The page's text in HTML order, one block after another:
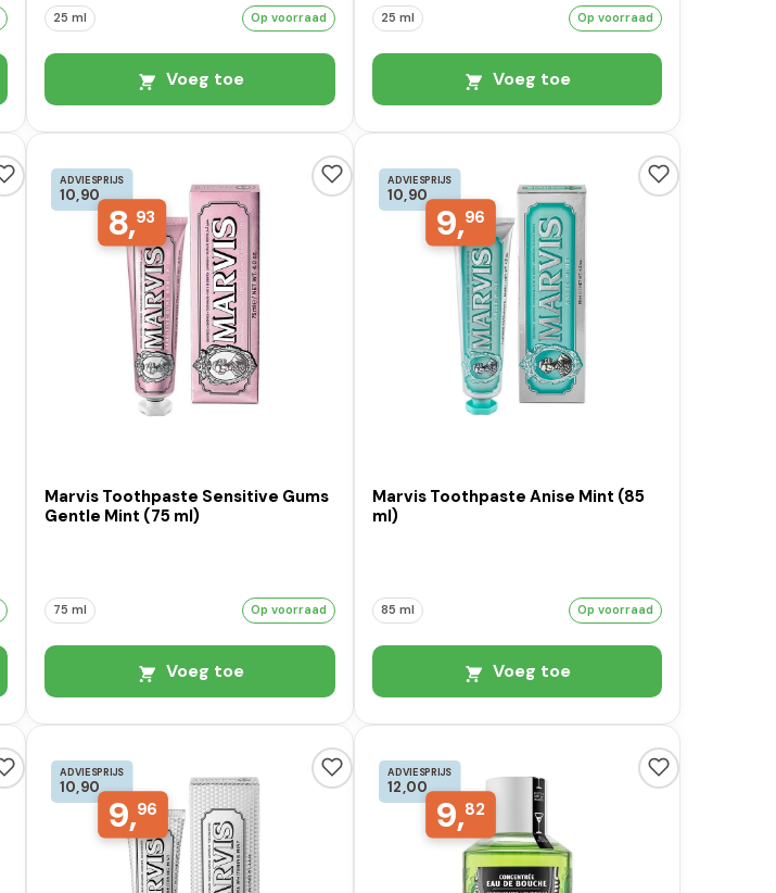
25 ml Op voorraad
Voeg toe
25 ml Op voorraad
Voeg toe
ADVIESPRIJS
10,90
8,93
Marvis Toothpaste Sensitive Gums
Gentle Mint (75 ml)
75 ml Op voorraad
Voeg toe
ADVIESPRIJS
10,90
9,96
Marvis Toothpaste Anise Mint (85
ml)
85 ml Op voorraad
Voeg toe
ADVIESPRIJS
10,90
9,96
ADVIESPRIJS
12,00
9,82